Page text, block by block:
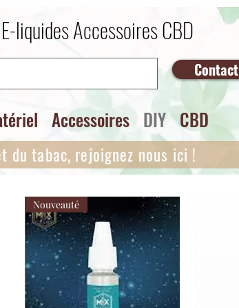
Accessoires DIY CBD
Contact
liquides Accessoires CBD
du tabac, rejoignez nous ici !
Nouveauté